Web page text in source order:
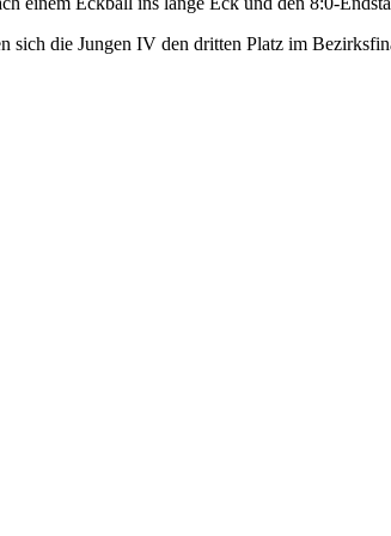
sich die Jungen IV den dritten Platz im